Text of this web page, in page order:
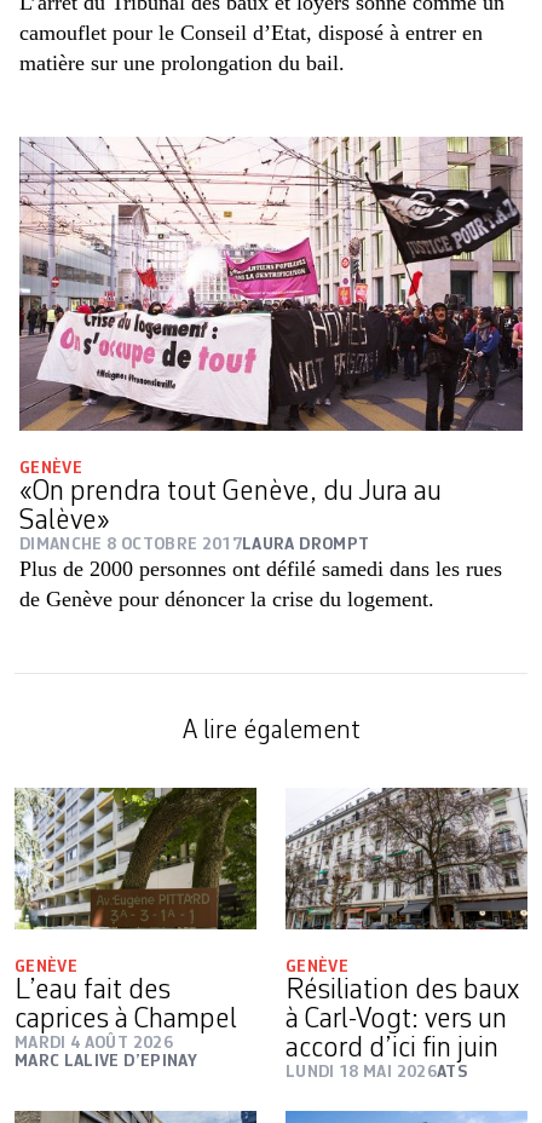
camouflet pour le Conseil d’Etat, disposé à entrer en
matière sur une prolongation du bail.
GENÈVE
«On prendra tout Genève, du Jura au
Salève»
DIMANCHE 8 OCTOBRE 2017 LAURA DROMPT
Plus de 2000 personnes ont défilé samedi dans les rues
de Genève pour dénoncer la crise du logement.
A lire également
GENÈVE
L’eau fait des
caprices à Champel
MARDI 4 AOÛT 2026
MARC LALIVE D’EPINAY
GENÈVE
Résiliation des baux
à Carl-Vogt: vers un
accord d’ici fin juin
LUNDI 18 MAI 2026ATS